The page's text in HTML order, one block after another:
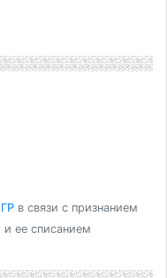
в связи с признанием
ее списанием